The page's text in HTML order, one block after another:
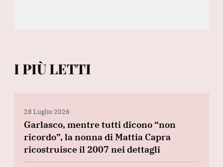
I PIÙ LETTI
28 Luglio 2026
Garlasco, mentre tutti dicono “non
ricordo”, la nonna di Mattia Capra
ricostruisce il 2007 nei dettagli